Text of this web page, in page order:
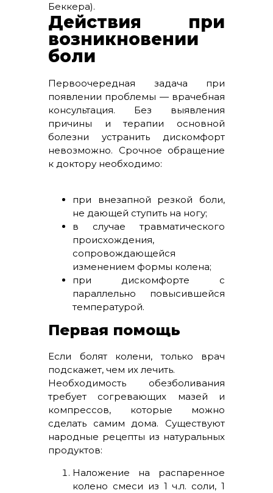
Беккера).
Действия при
возникновении
боли
Первоочередная задача при
появлении проблемы — врачебная
консультация. Без выявления
причины и терапии основной
болезни устранить дискомфорт
невозможно. Срочное обращение
к доктору необходимо:
при внезапной резкой боли,
не дающей ступить на ногу;
в случае травматического
происхождения,
сопровождающейся
изменением формы колена;
при дискомфорте с
параллельно повысившейся
температурой.
Первая помощь
Если болят колени, только врач
подскажет, чем их лечить.
Необходимость обезболивания
требует согревающих мазей и
компрессов, которые можно
сделать самим дома. Существуют
народные рецепты из натуральных
продуктов:
Наложение на распаренное
колено смеси из 1 ч.л. соли, 1